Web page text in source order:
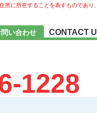
に所在することを表すものであり
い合わせ CONTACT
1228